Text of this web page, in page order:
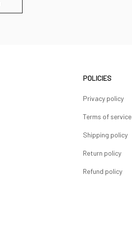
POLICIES
Privacy policy
Terms of service
Shipping policy
Return policy
Refund policy